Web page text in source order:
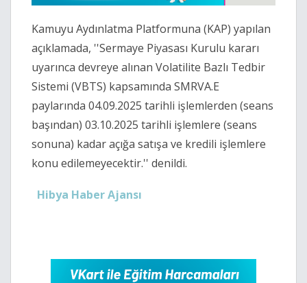
Kamuyu Aydınlatma Platformuna (KAP) yapılan
açıklamada, ''Sermaye Piyasası Kurulu kararı
uyarınca devreye alınan Volatilite Bazlı Tedbir
Sistemi (VBTS) kapsamında SMRVA.E
paylarında 04.09.2025 tarihli işlemlerden (seans
başından) 03.10.2025 tarihli işlemlere (seans
sonuna) kadar açığa satışa ve kredili işlemlere
konu edilemeyecektir.'' denildi.
Hibya Haber Ajansı